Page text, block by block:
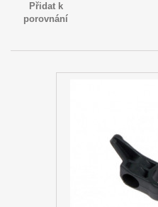
Přidat k
porovnání